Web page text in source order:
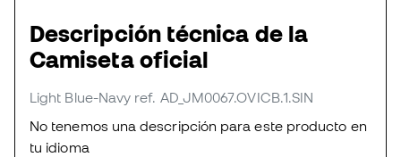
Descripción técnica de la
Camiseta oficial
Light Blue-Navy ref. AD_JM0067.OVICB.1.SIN
No tenemos una descripción para este producto en
tu idioma